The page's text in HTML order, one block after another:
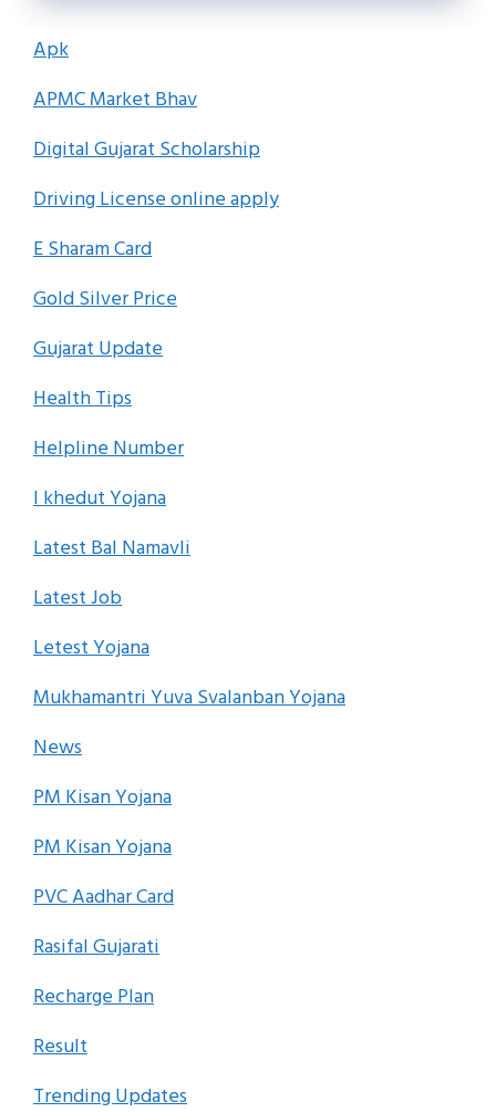
Apk
APMC Market Bhav
Digital Gujarat Scholarship
Driving License online apply
E Sharam Card
Gold Silver Price
Gujarat Update
Health Tips
Helpline Number
I khedut Yojana
Latest Bal Namavli
Latest Job
Letest Yojana
Mukhamantri Yuva Svalanban Yojana
News
PM Kisan Yojana
PM Kisan Yojana
PVC Aadhar Card
Rasifal Gujarati
Recharge Plan
Result
Trending Updates